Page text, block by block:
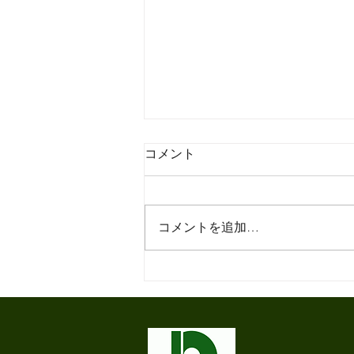
クラークスでリラックス
コメント
コメントを追加…